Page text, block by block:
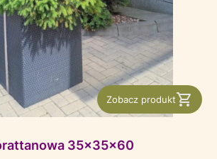
Zobacz produkt
35x35x60